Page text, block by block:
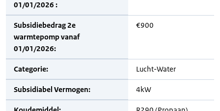
01/01/2026 :
Subsidiebedrag 2e
warmtepomp vanaf
01/01/2026:
€900
Categorie: Lucht-Water
Subsidiabel Vermogen: 4kW